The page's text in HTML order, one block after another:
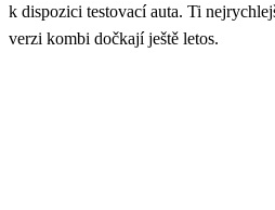
k dispozici testovací auta. Ti
verzi kombi dočkají ještě letos.